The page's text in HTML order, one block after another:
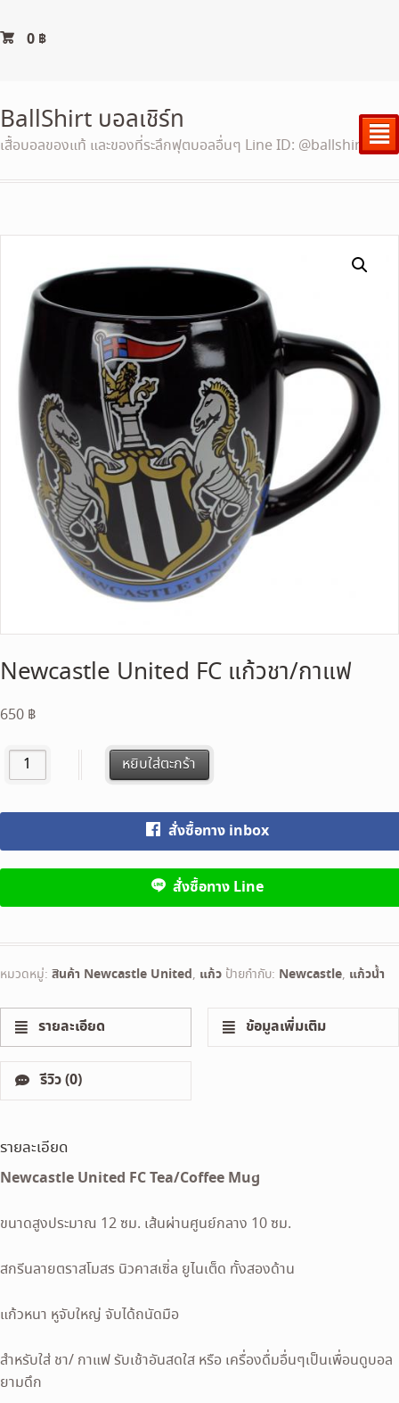
0 ฿
BallShirt บอลเชิร์ท
เสื้อบอลของแท้ และของที่ระลึกฟุตบอลอื่นๆ Line ID: @ballshirt²
Newcastle United FC แก้วชา/กาแฟ
650 ฿
Newcastle United FC แก้วชา/กาแฟ quantity
หยิบใส่ตะกร้า
สั่งซื้อทาง inbox
สั่งซื้อทาง Line
หมวดหมู่: สินค้า Newcastle United, แก้ว ป้ายกำกับ: Newcastle, แก้วน้ำ
รายละเอียด ข้อมูลเพิ่มเติม
รีวิว (0)
รายละเอียด
Newcastle United FC Tea/Coffee Mug
ขนาดสูงประมาณ 12 ซม. เส้นผ่านศูนย์กลาง 10 ซม.
สกรีนลายตราสโมสร นิวคาสเซิ่ล ยูไนเต็ด ทั้งสองด้าน
แก้วหนา หูจับใหญ่ จับได้ถนัดมือ
สำหรับใส่ ชา/ กาแฟ รับเช้าอันสดใส หรือ เครื่องดื่มอื่นๆเป็นเพื่อนดูบอล
ยามดึก